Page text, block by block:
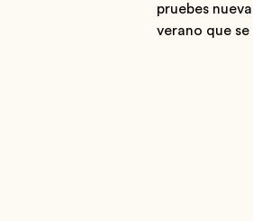
pruebes
verano que